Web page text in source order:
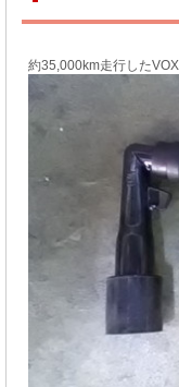
約35,000km走行した